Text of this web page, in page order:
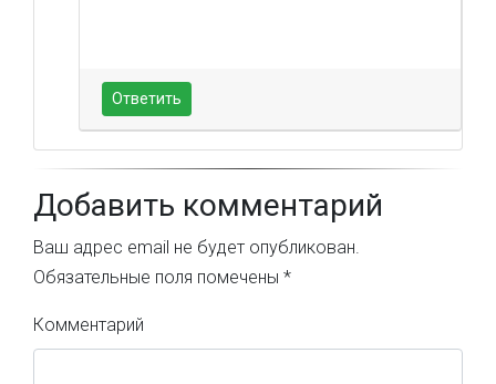
Ответить
Добавить комментарий
Ваш адрес email не будет опубликован.
Обязательные поля помечены *
Комментарий